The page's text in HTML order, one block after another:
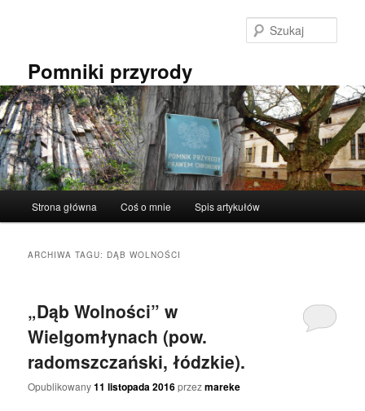
Pomniki przyrody
Strona główna Coś o mnie Spis artykułów
ARCHIWA TAGU: DĄB WOLNOŚCI
„Dąb Wolności” w
Wielgomłynach (pow.
radomszczański, łódzkie).
Opublikowany11 listopada 2016przezmareke